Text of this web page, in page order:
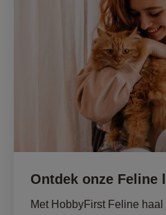
Ontdek onze Feline
Met HobbyFirst Feline